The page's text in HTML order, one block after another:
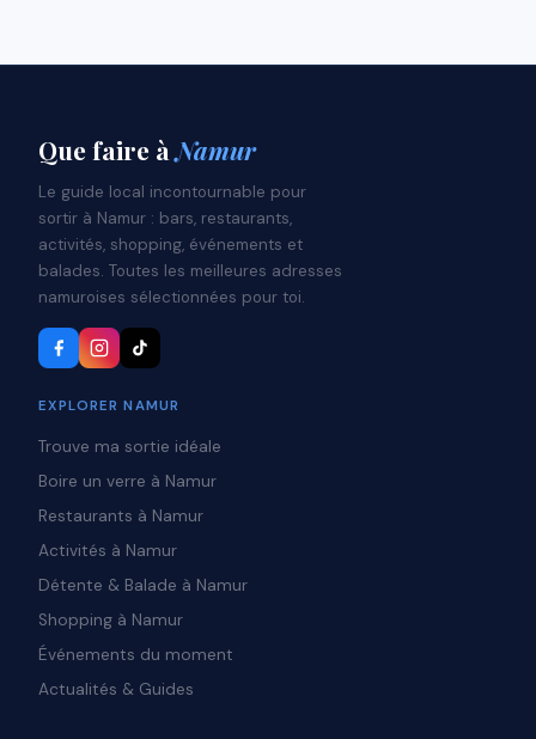
Que faire à Namur
Le guide local incontournable pour
sortir à Namur : bars, restaurants,
activités, shopping, événements et
balades. Toutes les meilleures adresses
namuroises sélectionnées pour toi.
EXPLORER NAMUR
Trouve ma sortie idéale
Boire un verre à Namur
Restaurants à Namur
Activités à Namur
Détente & Balade à Namur
Shopping à Namur
Événements du moment
Actualités & Guides